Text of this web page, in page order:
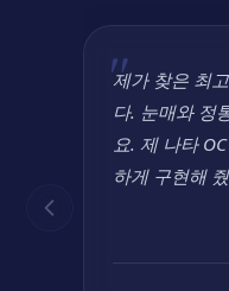
제가 찾은 최
다. 눈매와 정
요. 제 나타
하게 구현해